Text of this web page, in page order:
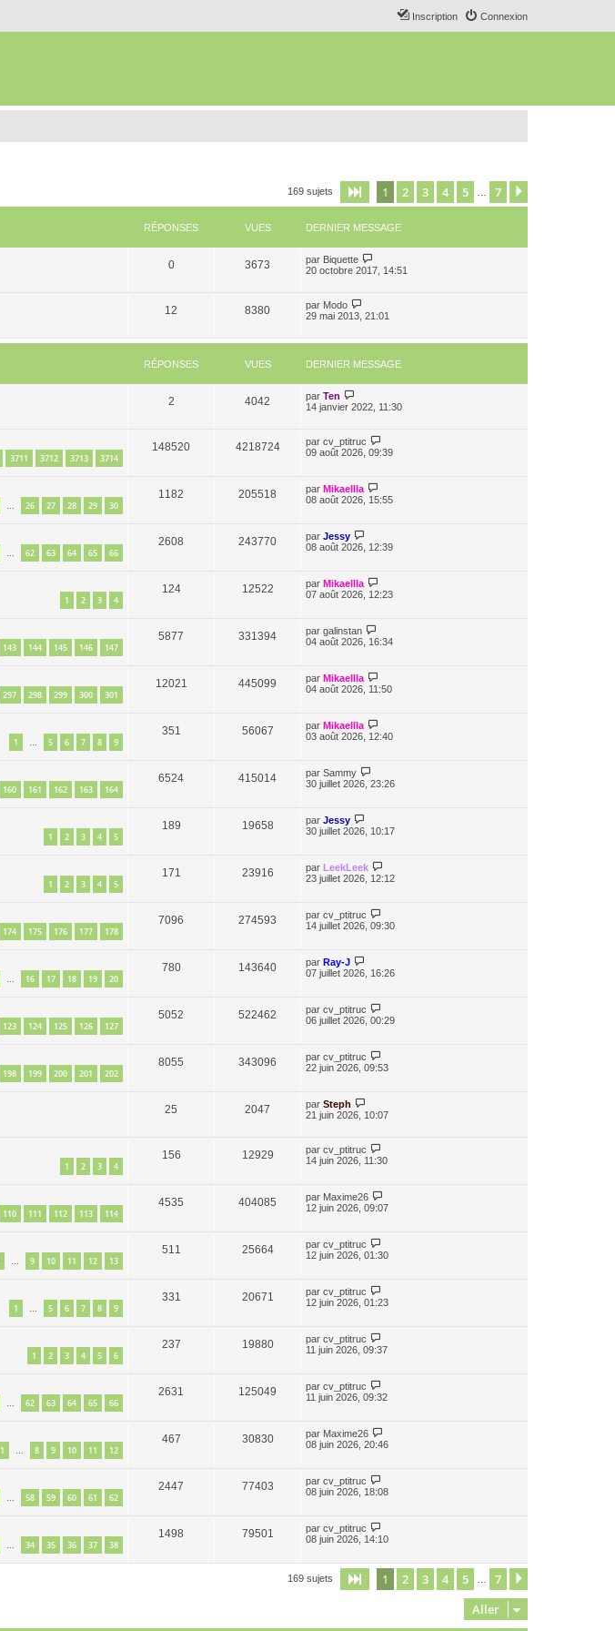
Connexion
Inscription
169 sujets Page sur7
1 2 3 4 5 7
RÉPONSES VUES DERNIER MESSAGE
0 3673 par Biquette
20 octobre 2017, 14:51
12 8380 par Modo
29 mai 2013, 21:01
RÉPONSES VUES DERNIER MESSAGE
2 4042 par Ten
14 janvier 2022, 11:30
3711 3712 3713 3714
148520 4218724 par cv_ptitruc
09 août 2026, 09:39
… 26 27 28 29 30
1182 205518 par Mikaellla
08 août 2026, 15:55
… 62 63 64 65 66
2608 243770 par Jessy
08 août 2026, 12:39
1 2 3 4
124 12522 par Mikaellla
07 août 2026, 12:23
143 144 145 146 147
5877 331394 par galinstan
04 août 2026, 16:34
297 298 299 300 301
12021 445099 par Mikaellla
04 août 2026, 11:50
1 … 5 6 7 8 9
351 56067 par Mikaellla
03 août 2026, 12:40
160 161 162 163 164
6524 415014 par Sammy
30 juillet 2026, 23:26
1 2 3 4 5
189 19658 par Jessy
30 juillet 2026, 10:17
1 2 3 4 5
171 23916 par LeekLeek
23 juillet 2026, 12:12
174 175 176 177 178
7096 274593 par cv_ptitruc
14 juillet 2026, 09:30
… 16 17 18 19 20
780 143640 par Ray-J
07 juillet 2026, 16:26
123 124 125 126 127
5052 522462 par cv_ptitruc
06 juillet 2026, 00:29
198 199 200 201 202
8055 343096 par cv_ptitruc
22 juin 2026, 09:53
25 2047 par Steph
21 juin 2026, 10:07
1 2 3 4
156 12929 par cv_ptitruc
14 juin 2026, 11:30
110 111 112 113 114
4535 404085 par Maxime26
12 juin 2026, 09:07
… 9 10 11 12 13
511 25664 par cv_ptitruc
12 juin 2026, 01:30
1 … 5 6 7 8 9
331 20671 par cv_ptitruc
12 juin 2026, 01:23
1 2 3 4 5 6
237 19880 par cv_ptitruc
11 juin 2026, 09:37
… 62 63 64 65 66
2631 125049 par cv_ptitruc
11 juin 2026, 09:32
1 … 8 9 10 11 12
467 30830 par Maxime26
08 juin 2026, 20:46
… 58 59 60 61 62
2447 77403 par cv_ptitruc
08 juin 2026, 18:08
… 34 35 36 37 38
1498 79501 par cv_ptitruc
08 juin 2026, 14:10
169 sujets Page sur7
1 2 3 4 5 7
Aller